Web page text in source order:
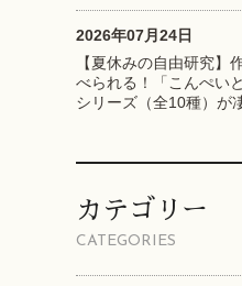
2026年07月24日
【夏休みの自由研究】
べられる！「こんぺい
シリーズ（全10種）が
カテゴリー
CATEGORIES